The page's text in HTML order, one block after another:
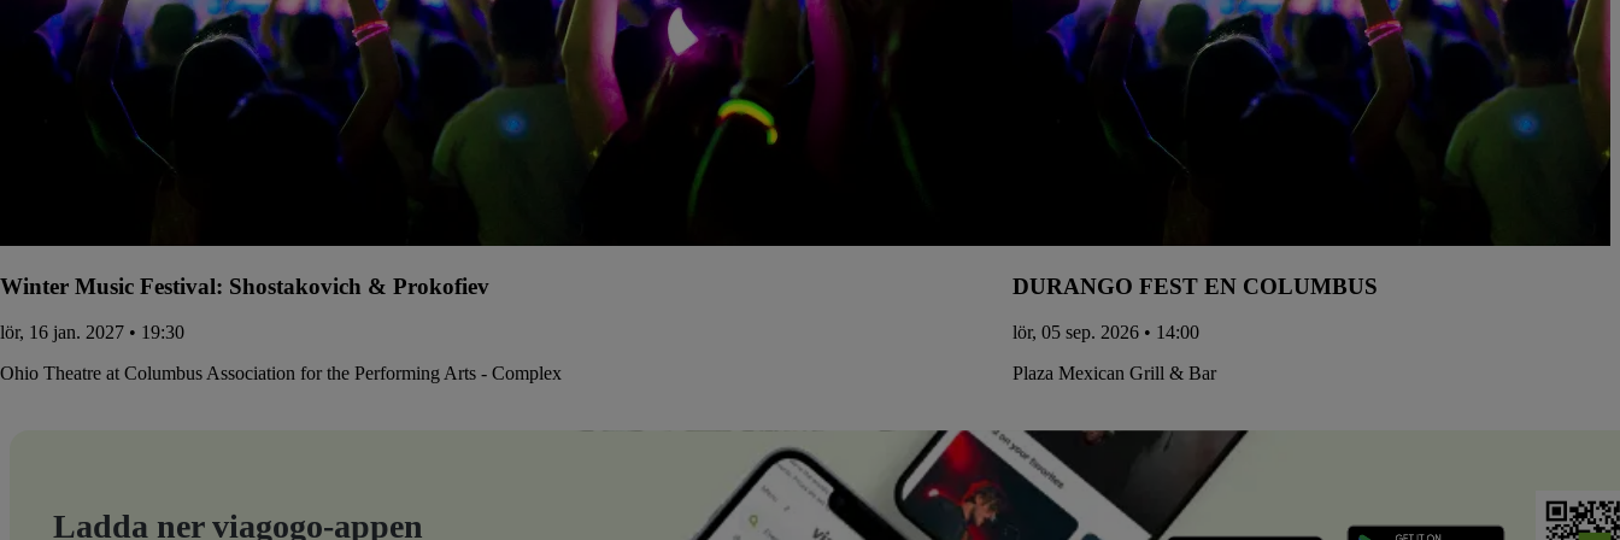
Winter Music Festival: Shostakovich & Prokofiev
lör, 16 jan. 2027 • 19:30
Ohio Theatre at Columbus Association for the Performing Arts - Complex
DURANGO FEST EN COLUMBUS
lör, 05 sep. 2026 • 14:00
Plaza Mexican Grill & Bar
Ladda ner viagogo-appen